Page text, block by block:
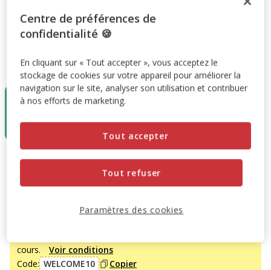
Taille:1,5l
1,5l
3,5l
En rupture
de stock
cours.
Voir conditions
Code: WELCOME10 Copier
Prix 7.49€
7.49€
Centre de préférences de
confidentialité 🍪
En cliquant sur « Tout accepter », vous acceptez le
stockage de cookies sur votre appareil pour améliorer la
navigation sur le site, analyser son utilisation et contribuer
à nos efforts de marketing.
Tout refuser
Tout accepter
Paramètres des cookies